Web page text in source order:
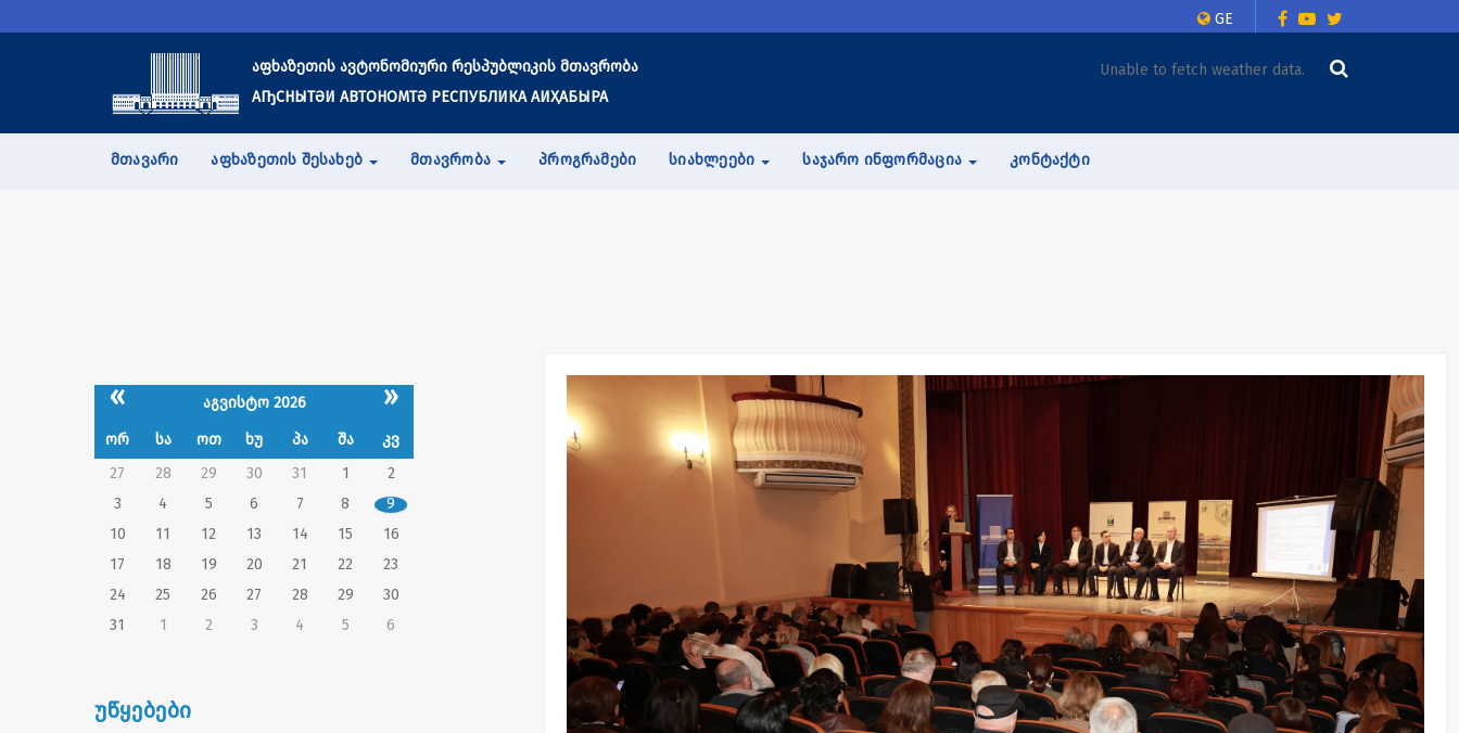
GE
აფხაზეთის ავტონომიური რესპუბლიკის მთავრობა
АҦСНЫТӘИ АВТОНОМТӘ РЕСПУБЛИКА АИҲАБЫРА
Unable to fetch weather data.
ᲛᲗᲐᲕᲐᲠᲘ ᲐᲤᲮᲐᲖᲔᲗᲘᲡ ᲨᲔᲡᲐᲮᲔᲑ ᲛᲗᲐᲕᲠᲝᲑᲐ ᲞᲠᲝᲒᲠᲐᲛᲔᲑᲘ ᲡᲘᲐᲮᲚᲔᲔᲑᲘ ᲡᲐᲯᲐᲠᲝ ᲘᲜᲤᲝᲠᲛᲐᲪᲘᲐ ᲙᲝᲜᲢᲐᲥᲢᲘ
« აგვისტო 2026 »
ორ სა ოთ ხუ პა შა
კვ
27
28 29 30 31 1
2
3
4 5 6 7 8
9
10
11 12 13 14 15
16
17
18 19 20 21 22
23
24
25 26 27 28 29
30
31
1 2 3 4 5 6
უწყებები